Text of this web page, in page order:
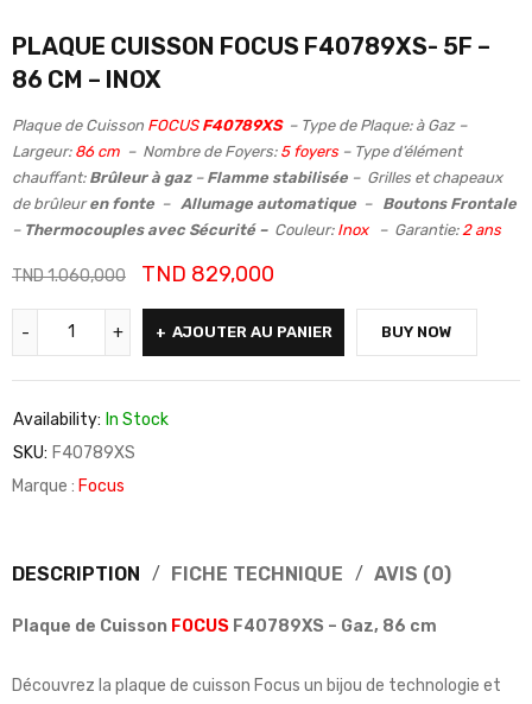
PLAQUE CUISSON FOCUS F40789XS- 5F –
86 CM – INOX
Plaque de Cuisson FOCUS F40789XS – Type de Plaque: à Gaz –
Largeur:86 cm – Nombre de Foyers:5 foyers – Type d’élément
chauffant: Brûleur à gaz– Flamme stabilisée – Grilles et chapeaux
de brûleuren fonte – Allumage automatique – Boutons Frontale
– Thermocouples avec Sécurité –Couleur:Inox – Garantie:2 ans
TND1.060,000 TND 829,000
AJOUTER AU PANIER BUY NOW
Availability: In Stock
SKU: F40789XS
Marque : Focus
DESCRIPTION FICHE TECHNIQUE AVIS (0)
Plaque de Cuisson FOCUS F40789XS – Gaz, 86 cm
Découvrez la plaque de cuisson Focus un bijou de technologie et